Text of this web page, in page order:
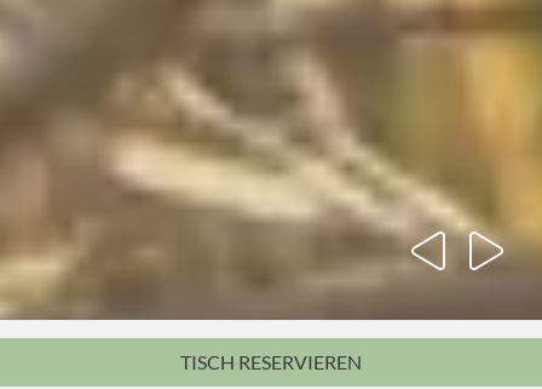
TISCH RESERVIEREN